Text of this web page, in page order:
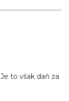
to však daň za